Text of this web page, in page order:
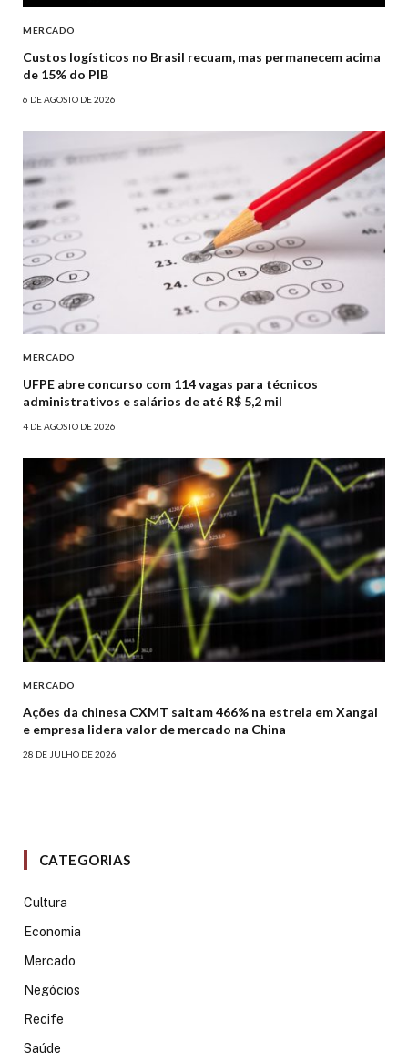
MERCADO
Custos logísticos no Brasil recuam, mas permanecem acima
de 15% do PIB
6 DE AGOSTO DE 2026
MERCADO
UFPE abre concurso com 114 vagas para técnicos
administrativos e salários de até R$ 5,2 mil
4 DE AGOSTO DE 2026
MERCADO
Ações da chinesa CXMT saltam 466% na estreia em Xangai
e empresa lidera valor de mercado na China
28 DE JULHO DE 2026
CATEGORIAS
Cultura
Economia
Mercado
Negócios
Recife
Saúde